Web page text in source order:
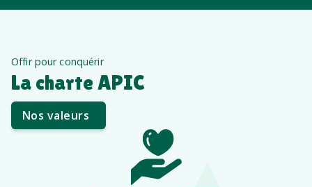
Offir pour conquérir
La charte APIC
Nos valeurs